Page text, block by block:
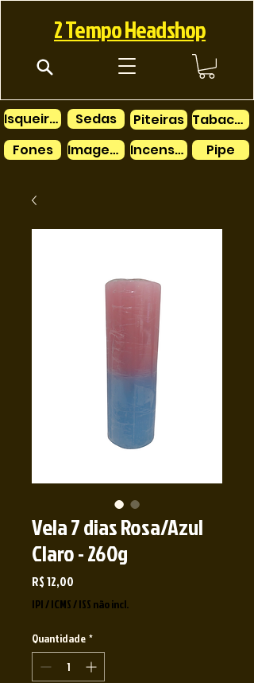
2 Tempo Headshop
Isqueiros
Fones
Sedas
Imagens
Piteiras
Tabacos
Incensos
Pipe
Vela 7 dias Rosa/Azul
Claro - 260g
R$ 12,00
IPI / ICMS / ISS não incl.
Quantidade *